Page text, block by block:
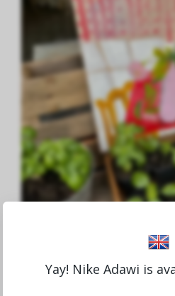
I mitt rosa kök
Yay! Nike Adawi is